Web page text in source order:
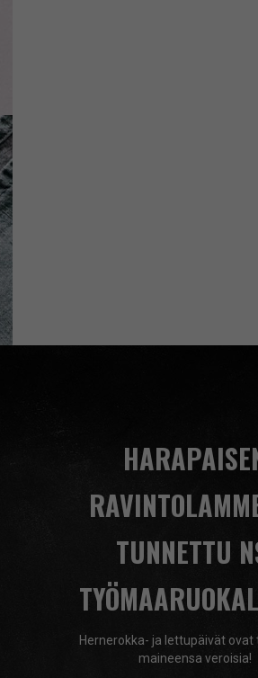
TUNNETTU
Hernerokka- ja lettupäivät ovat
maineensa veroisia!